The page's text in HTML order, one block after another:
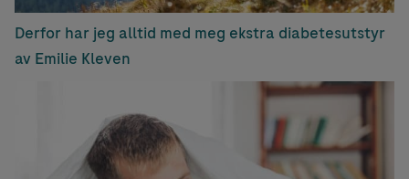
Derfor har jeg alltid med meg ekstra diabetesutstyr
av Emilie Kleven